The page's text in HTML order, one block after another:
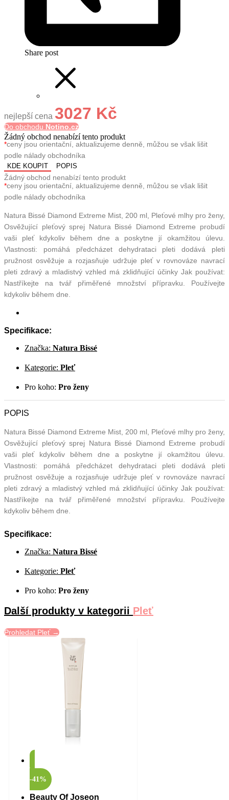
Share post
nejlepší cena 3027 Kč
Do obchodu Notino.cz
Žádný obchod nenabízí tento produkt
*ceny jsou orientační, aktualizujeme denně, můžou se však lišit
podle nálady obchodníka
KDE KOUPIT POPIS
Žádný obchod nenabízí tento produkt
*ceny jsou orientační, aktualizujeme denně, můžou se však lišit
podle nálady obchodníka
Natura Bissé Diamond Extreme Mist, 200 ml, Pleťové mlhy pro ženy,
Osvěžující pleťový sprej Natura Bissé Diamond Extreme probudí
vaši pleť kdykoliv během dne a poskytne jí okamžitou úlevu.
Vlastnosti: pomáhá předcházet dehydrataci pleti dodává pleti
pružnost osvěžuje a rozjasňuje udržuje pleť v rovnováze navrací
pleti zdravý a mladistvý vzhled má zklidňující účinky Jak používat:
Nastříkejte na tvář přiměřené množství přípravku. Používejte
kdykoliv během dne.
Specifikace:
Značka: Natura Bissé
Kategorie: Pleť
Pro koho: Pro ženy
POPIS
Natura Bissé Diamond Extreme Mist, 200 ml, Pleťové mlhy pro ženy,
Osvěžující pleťový sprej Natura Bissé Diamond Extreme probudí
vaši pleť kdykoliv během dne a poskytne jí okamžitou úlevu.
Vlastnosti: pomáhá předcházet dehydrataci pleti dodává pleti
pružnost osvěžuje a rozjasňuje udržuje pleť v rovnováze navrací
pleti zdravý a mladistvý vzhled má zklidňující účinky Jak používat:
Nastříkejte na tvář přiměřené množství přípravku. Používejte
kdykoliv během dne.
Specifikace:
Značka: Natura Bissé
Kategorie: Pleť
Pro koho: Pro ženy
Další produkty v kategorii Pleť
Prohledat Pleť →
-41%
Beauty Of Joseon